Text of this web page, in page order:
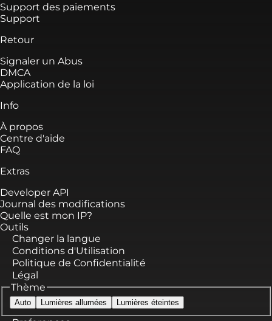
Support des paiements
Support
Retour
Signaler un Abus
DMCA
Application de la loi
Info
À propos
Centre d'aide
FAQ
Extras
Developer API
Journal des modifications
Quelle est mon IP?
Outils
Changer la langue
Conditions d'Utilisation
Politique de Confidentialité
Légal
Thème
Auto Lumières allumées Lumières éteintes